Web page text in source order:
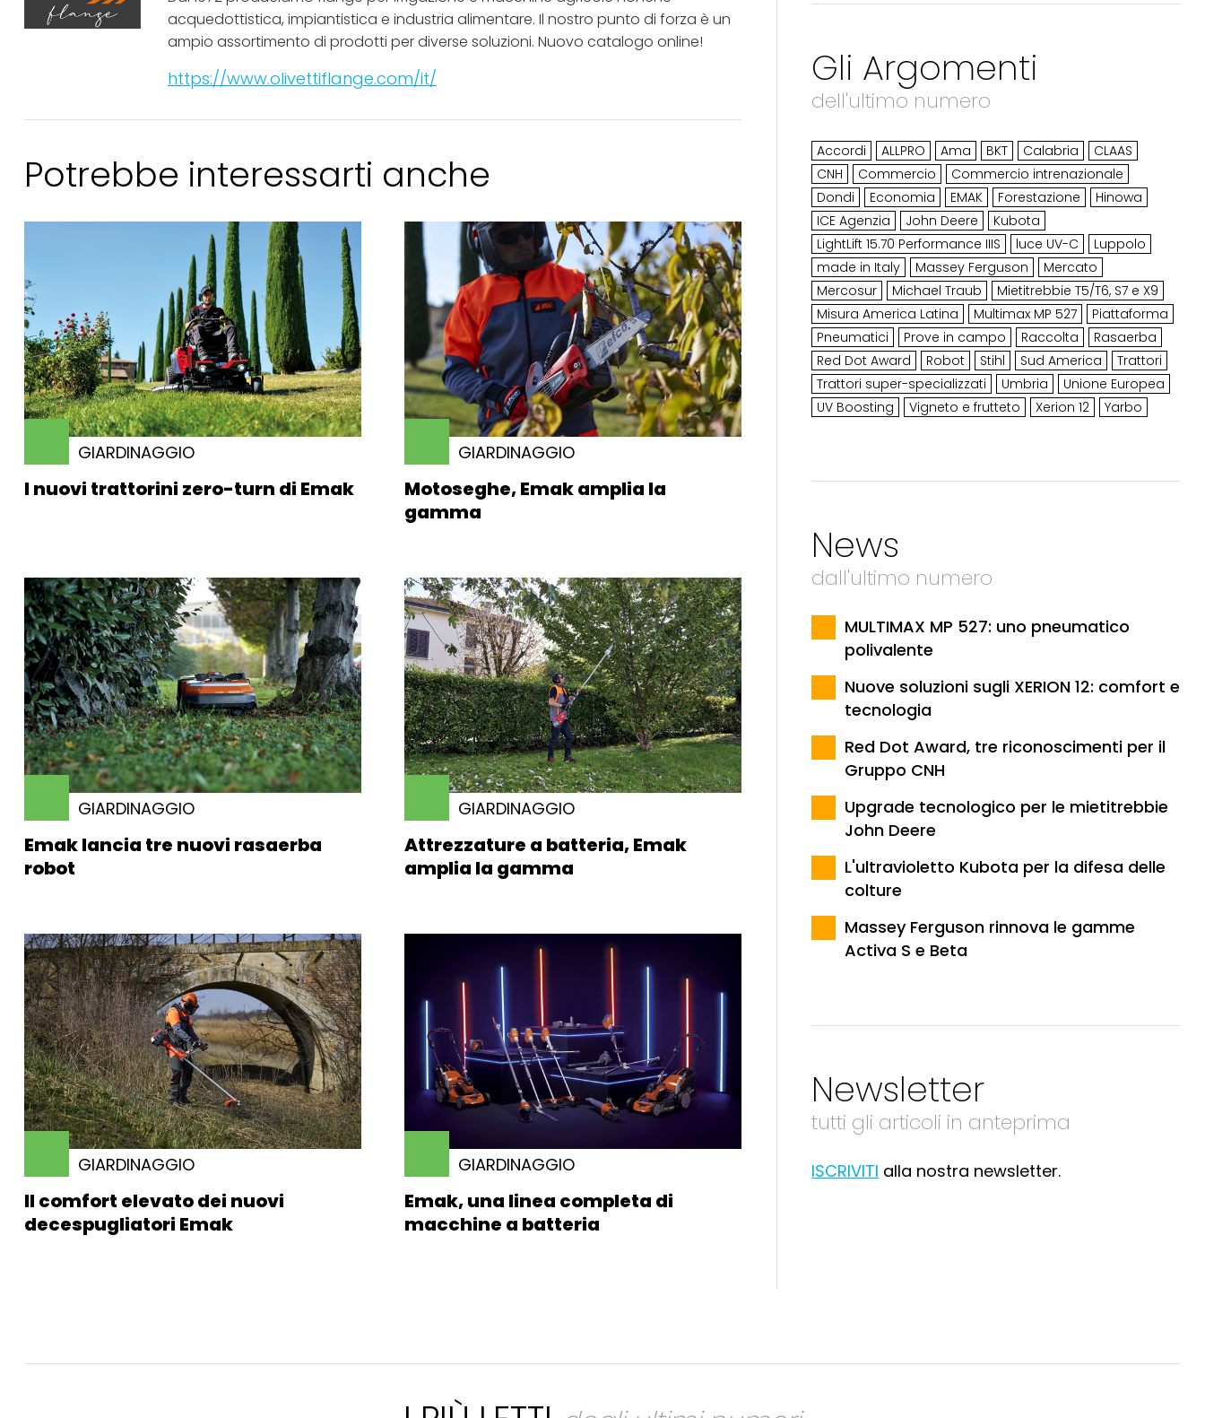
acquedottistica, impiantistica e industria alimentare. Il nostro punto di forza è un
ampio assortimento di prodotti per diverse soluzioni. Nuovo catalogo online!
https://www.olivettiflange.com/it/
Potrebbe interessarti anche
GIARDINAGGIO
I nuovi trattorini zero-turn di Emak
GIARDINAGGIO
Motoseghe, Emak amplia la
gamma
GIARDINAGGIO
Emak lancia tre nuovi rasaerba
robot
GIARDINAGGIO
Attrezzature a batteria, Emak
amplia la gamma
GIARDINAGGIO
Il comfort elevato dei nuovi
decespugliatori Emak
GIARDINAGGIO
Emak, una linea completa di
macchine a batteria
Gli Argomenti
dell'ultimo numero
Accordi ALLPRO Ama BKT Calabria
CLAAS
CNH
Commercio
Commercio intrenazionale
Dondi
Economia EMAK Forestazione
Hinowa
ICE Agenzia
John Deere
Kubota
LightLift 15.70 Performance IIIS
luce UV-C
Luppolo
made in Italy
Massey Ferguson
Mercato
Mercosur
Michael Traub
Mietitrebbie T5/T6, S7 e X9
Misura America Latina
Multimax MP 527
Piattaforma
Pneumatici
Prove in campo Raccolta
Rasaerba
Red Dot Award
Robot Stihl Sud America
Trattori
Trattori super-specializzati
Umbria
Unione Europea
UV Boosting
Vigneto e frutteto Xerion 12 Yarbo
News
dall'ultimo numero
MULTIMAX MP 527: uno pneumatico
polivalente
Nuove soluzioni sugli XERION 12: comfort e
tecnologia
Red Dot Award, tre riconoscimenti per il
Gruppo CNH
Upgrade tecnologico per le mietitrebbie
John Deere
L'ultravioletto Kubota per la difesa delle
colture
Massey Ferguson rinnova le gamme
Activa S e Beta
Newsletter
tutti gli articoli in anteprima
ISCRIVITI alla nostra newsletter.